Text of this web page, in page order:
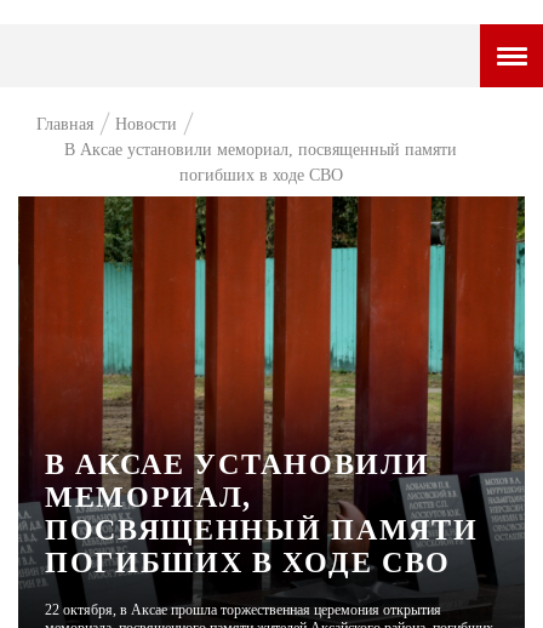
НОВОСТИ
ВОПРОС НЕДЕЛИ
СТИЛЬ ЖИЗНИ
ХАЙП
ЧЕЛОВЕК ОСОБЕННЫЙ
КУЛЬТ ЕДЫ
АФИША
ЖУРНАЛ
Главная
Новости
В Аксае установили мемориал, посвященный памяти
погибших в ходе СВО
В АКСАЕ УСТАНОВИЛИ
МЕМОРИАЛ,
ПОСВЯЩЕННЫЙ ПАМЯТИ
ПОГИБШИХ В ХОДЕ СВО
22 октября, в Аксае прошла торжественная церемония открытия